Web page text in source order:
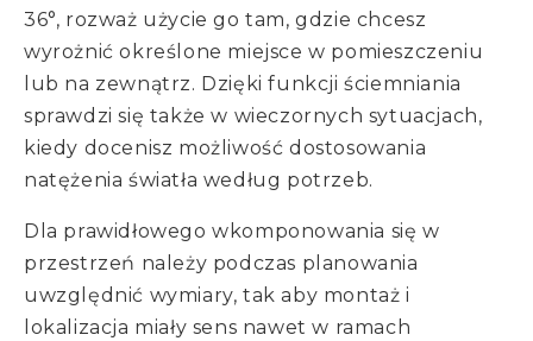
36°, rozważ użycie go tam, gdzie chcesz
wyrożnić określone miejsce w pomieszczeniu
lub na zewnątrz. Dzięki funkcji ściemniania
sprawdzi się także w wieczornych sytuacjach,
kiedy docenisz możliwość dostosowania
natężenia światła według potrzeb.
Dla prawidłowego wkomponowania się w
przestrzeń należy podczas planowania
uwzględnić wymiary, tak aby montaż i
lokalizacja miały sens nawet w ramach